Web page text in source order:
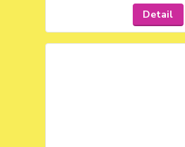
Detail